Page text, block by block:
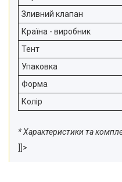
Зливний клапан
Країна - виробник
Тент
Упаковка
Форма
Колір
* Характеристики та
]]>